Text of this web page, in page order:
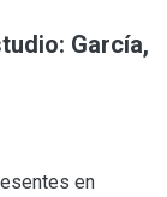
García,
en